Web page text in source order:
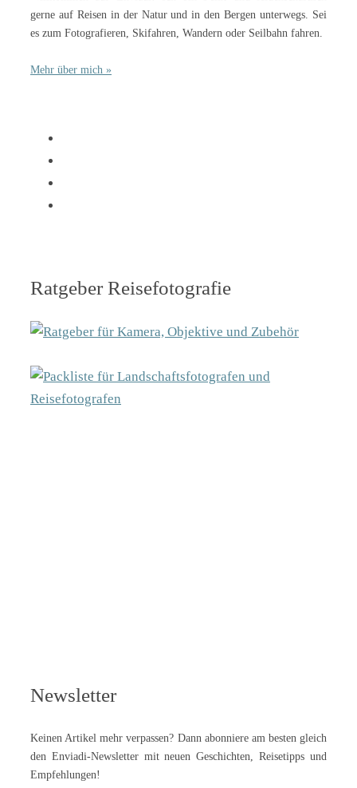
gerne auf Reisen in der Natur und in den Bergen unterwegs. Sei
es zum Fotografieren, Skifahren, Wandern oder Seilbahn fahren.
Mehr über mich »
Ratgeber Reisefotografie
Newsletter
Keinen Artikel mehr verpassen? Dann abonniere am besten gleich
den Enviadi-Newsletter mit neuen Geschichten, Reisetipps und
Empfehlungen!